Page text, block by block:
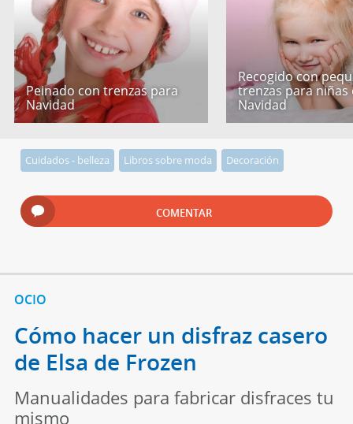
Peinado con trenzas para
Navidad
Recogido con
trenzas para niñas
Navidad
Cuidados - belleza Libros sobre moda Decoración
COMENTAR
OCIO
Cómo hacer un disfraz casero
de Elsa de Frozen
Manualidades para fabricar disfraces tu
mismo